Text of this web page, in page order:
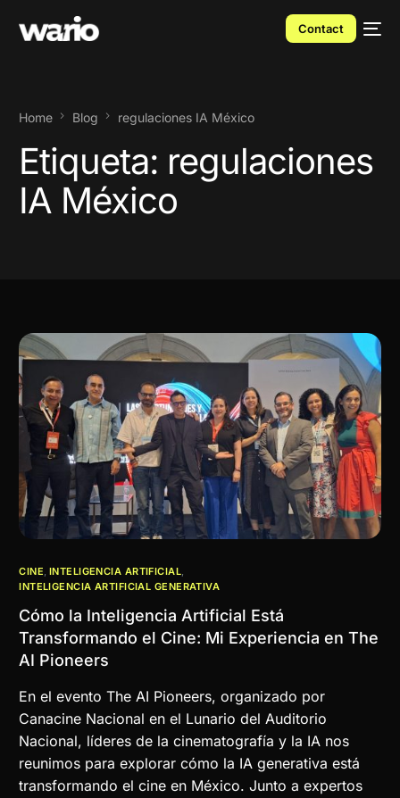
Contact
Home Blog regulaciones IA México
Etiqueta: regulaciones
IA México
CINE, INTELIGENCIA ARTIFICIAL,
INTELIGENCIA ARTIFICIAL GENERATIVA
Cómo la Inteligencia Artificial Está
Transformando el Cine: Mi Experiencia en The
AI Pioneers
En el evento The AI Pioneers, organizado por
Canacine Nacional en el Lunario del Auditorio
Nacional, líderes de la cinematografía y la IA nos
reunimos para explorar cómo la IA generativa está
transformando el cine en México. Junto a expertos